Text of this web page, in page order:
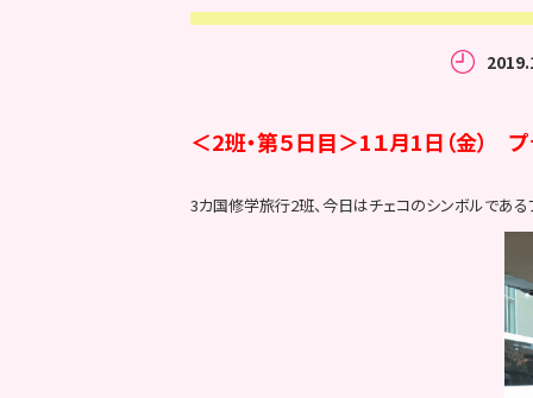
＜2班・第５日目＞1１月1日（金）
3カ国修学旅行2班、今日はチェコのシンボルである